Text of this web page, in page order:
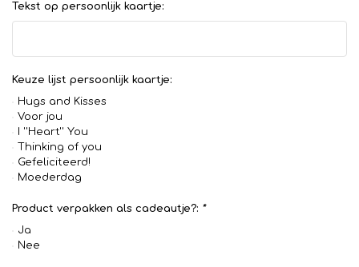
Tekst op persoonlijk kaartje:
Keuze lijst persoonlijk kaartje:
Hugs and Kisses
Voor jou
I ''Heart'' You
Thinking of you
Gefeliciteerd!
Moederdag
Product verpakken als cadeautje?: *
Ja
Nee